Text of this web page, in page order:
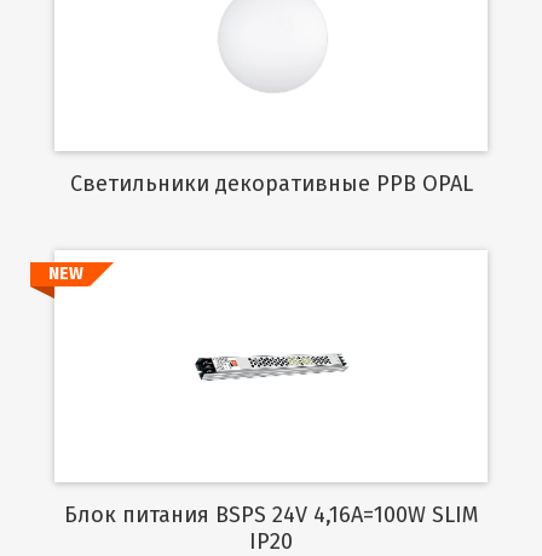
Cветильники декоративные PPB OPAL
Подробнее
NEW
Блок питания BSPS 24V 4,16A=100W SLIM
IP20